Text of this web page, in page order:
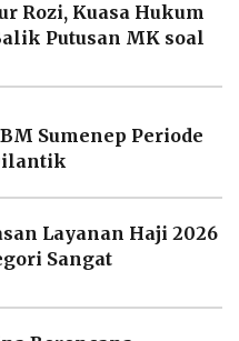
Rozi, Kuasa Hukum
Putusan MK soal
Sumenep Periode
Layanan Haji 2026
Sangat